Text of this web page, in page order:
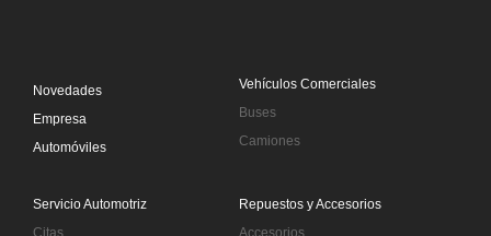
Novedades
Empresa
Automóviles
Vehículos Comerciales
Buses
Camiones
Servicio Automotriz
Repuestos y Accesorios